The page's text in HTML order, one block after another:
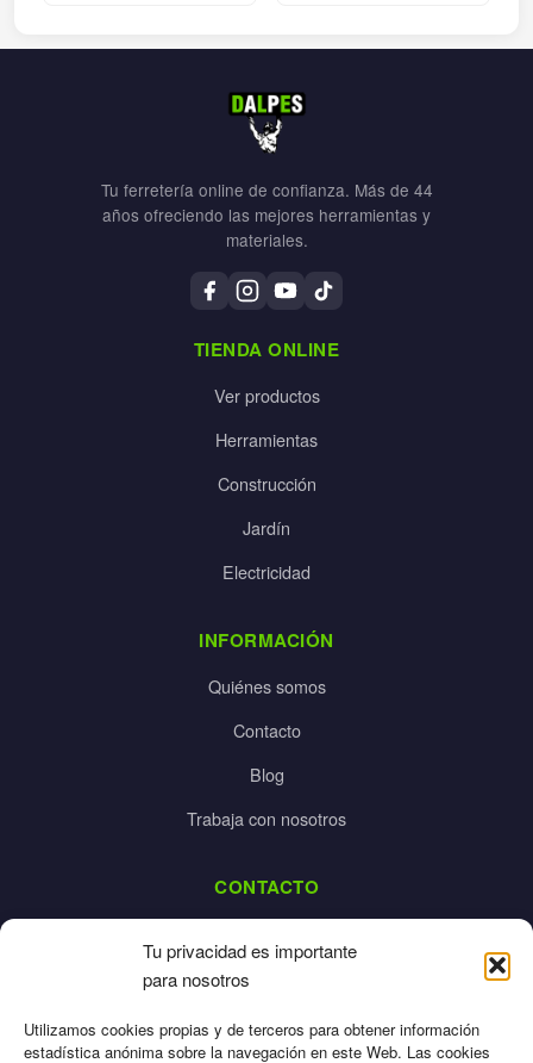
Tu privacidad es importante
para nosotros
Utilizamos cookies propias y de terceros para obtener información
estadística anónima sobre la navegación en este Web. Las cookies
Tu ferretería online de confianza. Más de 44
años ofreciendo las mejores herramientas y
materiales.
TIENDA ONLINE
Ver productos
Herramientas
Construcción
Jardín
Electricidad
INFORMACIÓN
Quiénes somos
Contacto
Blog
Trabaja con nosotros
CONTACTO
925 532 213